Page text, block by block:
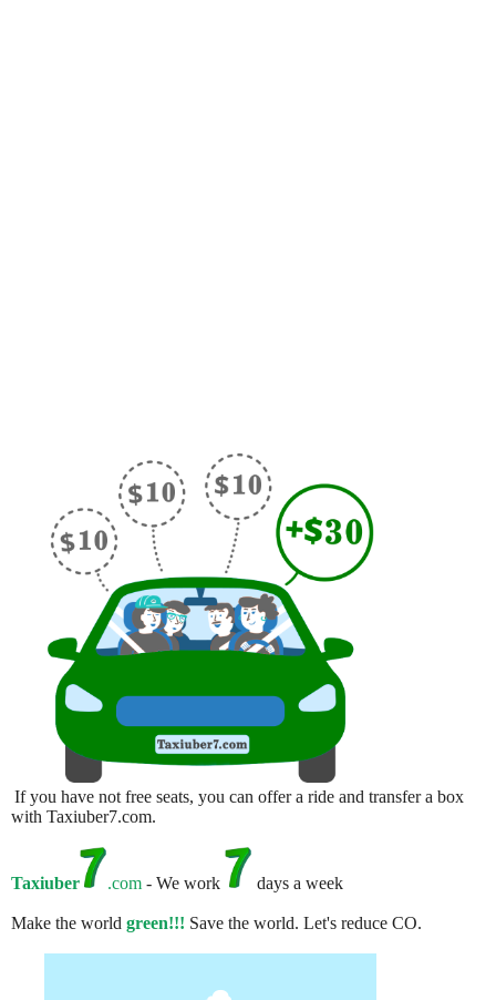
If you have not free seats, you can offer a ride and transfer a box
with Taxiuber7.com.
Taxiuber .com - We work days a week
Make the world green!!! Save the world. Let's reduce CO.